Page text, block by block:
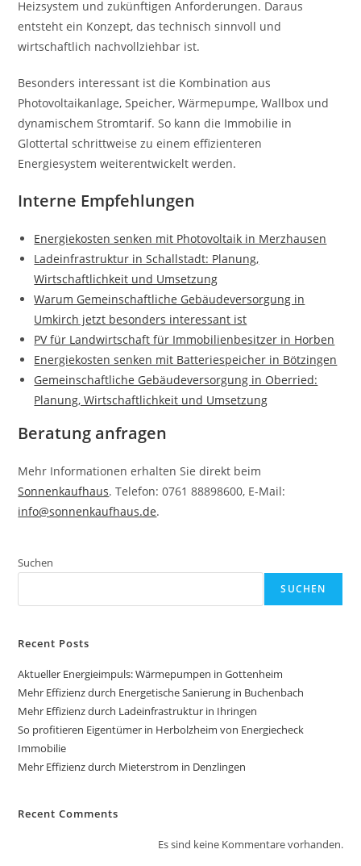
Heizsystem und zukünftigen Anforderungen. Daraus
entsteht ein Konzept, das technisch sinnvoll und
wirtschaftlich nachvollziehbar ist.
Besonders interessant ist die Kombination aus
Photovoltaikanlage, Speicher, Wärmepumpe, Wallbox und
dynamischem Stromtarif. So kann die Immobilie in
Glottertal schrittweise zu einem effizienteren
Energiesystem weiterentwickelt werden.
Interne Empfehlungen
Energiekosten senken mit Photovoltaik in Merzhausen
Ladeinfrastruktur in Schallstadt: Planung,
Wirtschaftlichkeit und Umsetzung
Warum Gemeinschaftliche Gebäudeversorgung in
Umkirch jetzt besonders interessant ist
PV für Landwirtschaft für Immobilienbesitzer in Horben
Energiekosten senken mit Batteriespeicher in Bötzingen
Gemeinschaftliche Gebäudeversorgung in Oberried:
Planung, Wirtschaftlichkeit und Umsetzung
Beratung anfragen
Mehr Informationen erhalten Sie direkt beim
Sonnenkaufhaus. Telefon: 0761 88898600, E-Mail:
info@sonnenkaufhaus.de.
Suchen
SUCHEN
Recent Posts
Aktueller Energieimpuls: Wärmepumpen in Gottenheim
Mehr Effizienz durch Energetische Sanierung in Buchenbach
Mehr Effizienz durch Ladeinfrastruktur in Ihringen
So profitieren Eigentümer in Herbolzheim von Energiecheck
Immobilie
Mehr Effizienz durch Mieterstrom in Denzlingen
Recent Comments
Es sind keine Kommentare vorhanden.